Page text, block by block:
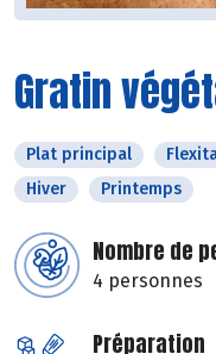
Gratin
Plat principal
Hiver
Printemps
Nombre de
4 personnes
Préparation